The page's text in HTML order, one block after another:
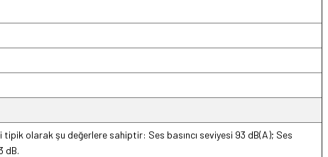
olarak şu değerlere sahiptir: Ses basıncı seviyesi 93 dB(A); Ses
dB.